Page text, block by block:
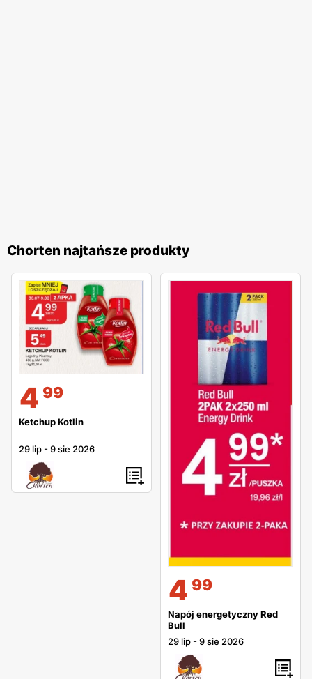
zakupy jeszcze bardziej opłacalnymi. Dzięki szerokiemu
asortymentowi oraz licznym udogodnieniom,Chortenjest
miejscem, które warto odwiedzać regularnie, ciesząc się
wygodą i korzyściami płynącymi z zakupów.
Chorten najtańsze produkty
4 99
Ketchup Kotlin
29 lip -9 sie 2026
4 99
Napój energetyczny Red
Bull
29 lip -9 sie 2026